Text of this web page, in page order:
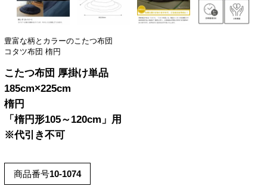
豊富な柄とカラーのこたつ布団
コタツ布団 楕円
こたつ布団 厚掛け単品
185cm×225cm
楕円
「楕円形105～120cm」用
※代引き不可
商品番号10-1074